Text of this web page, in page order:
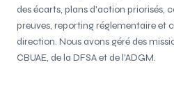
des écarts, plans d'action priorisés,
preuves, reporting réglementaire et
direction. Nous avons géré des
CBUAE, de la DFSA et de l'ADGM.